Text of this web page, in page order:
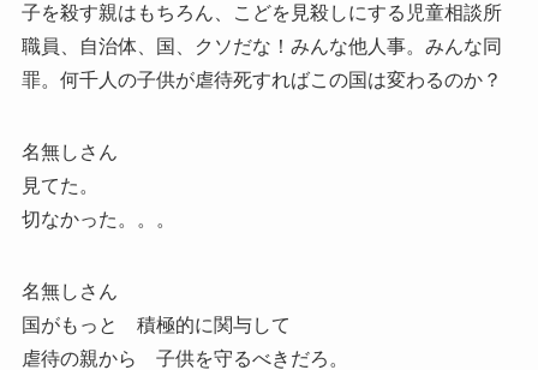
子を殺す親はもちろん、こどを見殺しにする児童相談所
職員、自治体、国、クソだな！みんな他人事。みんな同
罪。何千人の子供が虐待死すればこの国は変わるのか？
名無しさん
見てた。
切なかった。。。
名無しさん
国がもっと 積極的に関与して
虐待の親から 子供を守るべきだろ。